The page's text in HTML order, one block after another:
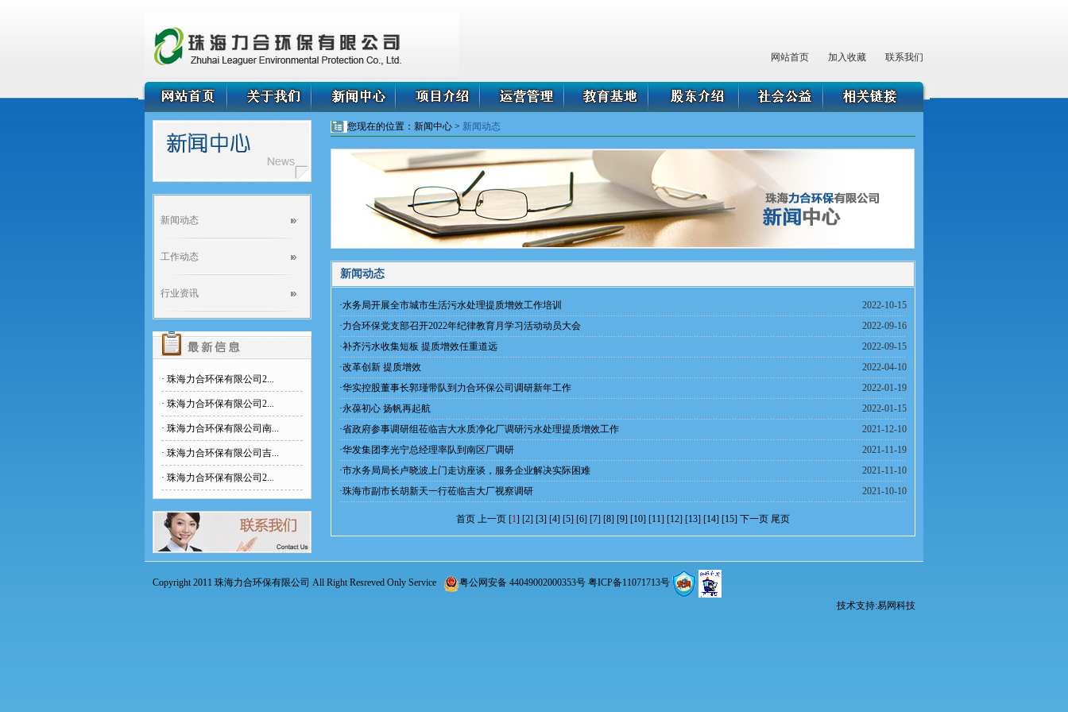
网站首页 加入收藏 联系我们
新闻动态
工作动态
行业资讯
· 珠海力合环保有限公司2...
· 珠海力合环保有限公司2...
· 珠海力合环保有限公司南...
· 珠海力合环保有限公司吉...
· 珠海力合环保有限公司2...
您现在的位置：新闻中心 > 新闻动态
新闻动态
·水务局开展全市城市生活污水处理提质增效工作培训
2022-10-15
·力合环保党支部召开2022年纪律教育月学习活动动员大会
2022-09-16
·补齐污水收集短板 提质增效任重道远
2022-09-15
·改革创新 提质增效
2022-04-10
·华实控股董事长郭瑾带队到力合环保公司调研新年工作
2022-01-19
·永葆初心 扬帆再起航
2022-01-15
·省政府参事调研组莅临吉大水质净化厂调研污水处理提质增效工作
2021-12-10
·华发集团李光宁总经理率队到南区厂调研
2021-11-19
·市水务局局长卢晓波上门走访座谈，服务企业解决实际困难
2021-11-10
·珠海市副市长胡新天一行莅临吉大厂视察调研 2021-10-10
首页 上一页 [1] [2] [3] [4] [5] [6] [7] [8] [9] [10] [11] [12] [13] [14] [15] 下一页 尾页
Copyright 2011 珠海力合环保有限公司 All Right Resreved Only Service 粤公网安备 44049002000353号 粤ICP备11071713号
技术支持:易网科技